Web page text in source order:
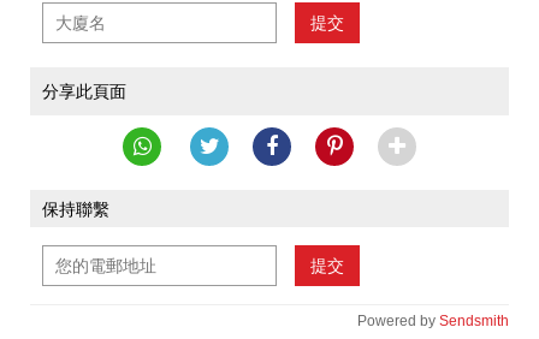
提交
分享此頁面
保持聯繫
提交
Powered by Sendsmith